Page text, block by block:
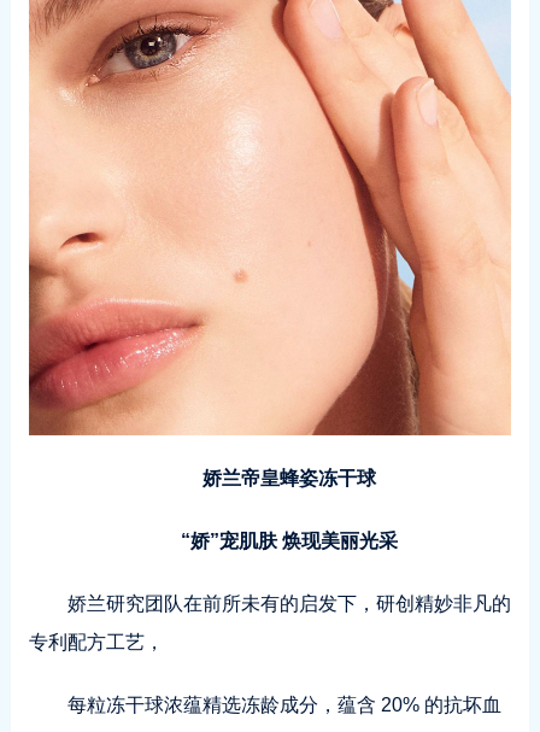
娇兰帝皇蜂姿冻干球
“娇”宠肌肤 焕现美丽光采
娇兰研究团队在前所未有的启发下，研创精妙非凡的
专利配方工艺，
每粒冻干球浓蕴精选冻龄成分，蕴含 20% 的抗坏血